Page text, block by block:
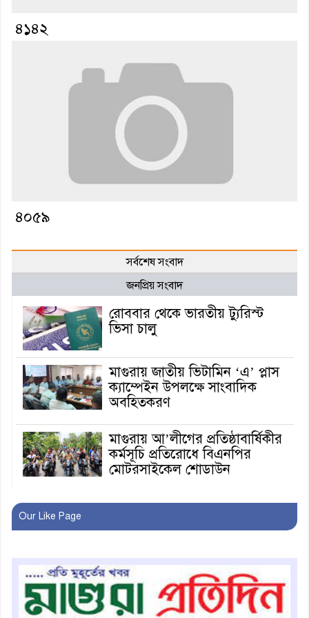
৪১৪২
৪০৫৯
সর্বশেষ সংবাদ
জনপ্রিয় সংবাদ
রোববার থেকে ভারতীয় ট্যুরিস্ট
ভিসা চালু
মাগুরায় জাতীয় ভিটামিন ‘এ’ প্লাস
ক্যাম্পেইন উপলক্ষে সাংবাদিক
অবহিতকরণ
মাগুরায় আ’লীগের প্রতিষ্ঠাবার্ষিকীর
কর্মসূচি প্রতিরোধে বিএনপির
মোটরসাইকেল শোডাউন
খুব শিঘ্রই কর্মস্থলে ফিরবেন
মহম্মদপুর থানার ওসিকে ক্লোজ
Our Like Page